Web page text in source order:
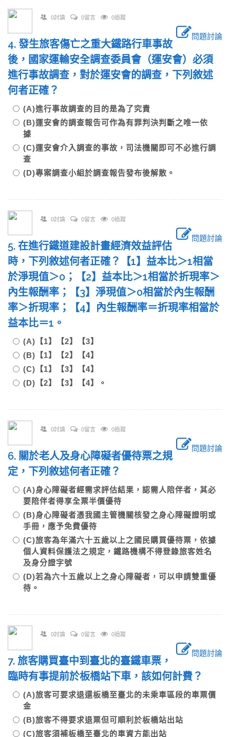
0討論 0留言 0追蹤
問題討論
4. 發生旅客傷亡之重大鐵路行車事故
後，國家運輸安全調查委員會（運安會）必須
進行事故調查，對於運安會的調查，下列敘述
何者正確？
(A)進行事故調查的目的是為了究責
(B)運安會的調查報告可作為有罪判決判斷之唯一依
據
(C)運安會介入調查的事故，司法機關即可不必進行調
查
(D)專案調查小組於調查報告發布後解散。
0討論 0留言 0追蹤
問題討論
5. 在進行鐵道建設計畫經濟效益評估
時，下列敘述何者正確？【1】益本比＞1相當
於淨現值＞0；【2】益本比＞1相當於折現率＞
內生報酬率；【3】淨現值＞0相當於內生報酬
率＞折現率；【4】內生報酬率＝折現率相當於
益本比＝1。
(A)【1】【2】【3】
(B)【1】【2】【4】
(C)【1】【3】【4】
(D)【2】【3】【4】。
0討論 0留言 0追蹤
問題討論
6. 關於老人及身心障礙者優待票之規
定，下列敘述何者正確？
(A)身心障礙者經需求評估結果，認需人陪伴者，其必
要陪伴者得享全票半價優待
(B)身心障礙者憑我國主管機關核發之身心障礙證明或
手冊，應予免費優待
(C)旅客為年滿六十五歲以上之國民購買優待票，依據
個人資料保護法之規定，鐵路機構不得登錄旅客姓名
及身分證字號
(D)若為六十五歲以上之身心障礙者，可以申請雙重優
待。
0討論 0留言 0追蹤
問題討論
7. 旅客購買臺中到臺北的臺鐵車票，
臨時有事提前於板橋站下車，該如何計費？
(A)旅客可要求退還板橋至臺北的未乘車區段的車票價
金
(B)旅客不得要求退票但可順利於板橋站出站
(C)旅客須補板橋至臺北的車資方能出站